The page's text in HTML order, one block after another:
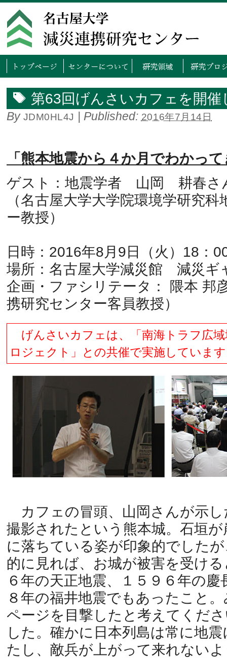
トップページ センタ
第63回げんさいカフェを開催
By JDM0HL4J | Published: 2016年7月14日
「熊本地震から４か月でわかっ
ゲスト：地震学者 山岡 耕春さ
（名古屋大学大学院環境学研究
ー教授）
日時：2016年8月9日（火）18
場所：名古屋大学減災館 減災ギ
企画・ファシリテータ： 隈本 邦
携研究センター客員教授）
げんさいカフェは、「南海トラフ広域
ロジェクト」との共催で実施していま
カフェの冒頭、山岡さんが示し
撮影されたという熊本城。石垣
に落ちている姿が印象的でした
的に見れば、お城が被害を受け
６年の天正地震、１５９６年の慶
８年の福井地震でもあったこと
ページを目撃したと考えてくだ
した。確かに日本列島は常に地
たし、敵兵が上がって来れない